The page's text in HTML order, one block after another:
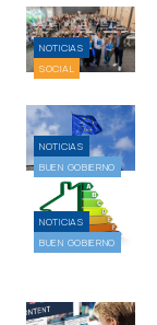
NOTICIAS
SOCIAL
NOTICIAS
BUEN GOBIERNO
NOTICIAS
BUEN GOBIERNO